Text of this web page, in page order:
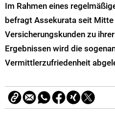
Im Rahmen eines
befragt Assekurata seit
Versicherungskunden zu
Ergebnissen wird die
Vermittlerzufriedenheit